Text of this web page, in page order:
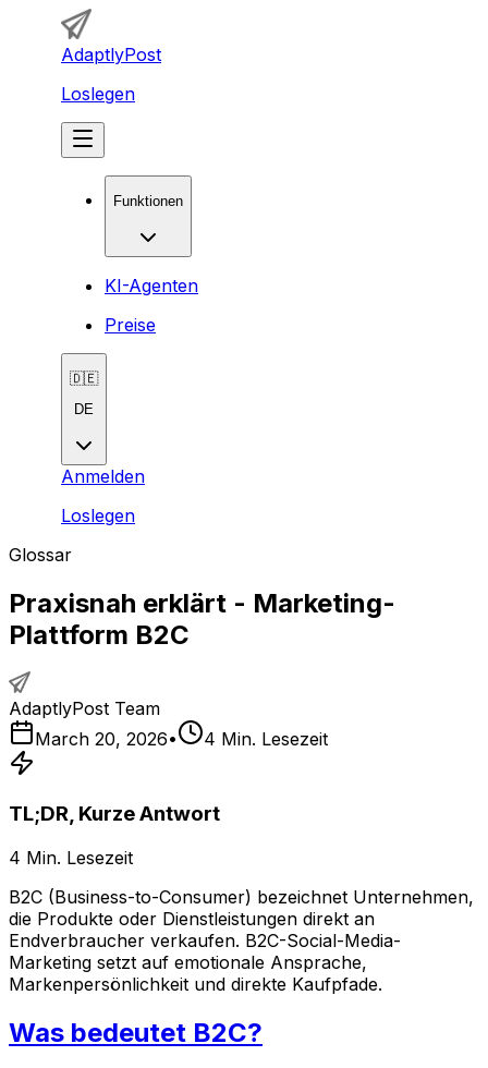
AdaptlyPost
Loslegen
Funktionen
KI-Agenten
Preise
🇩🇪
DE
Anmelden
Loslegen
Glossar
Praxisnah erklärt - Marketing-
Plattform B2C
AdaptlyPost Team
March 20, 2026• 4 Min. Lesezeit
TL;DR, Kurze Antwort
4 Min. Lesezeit
B2C (Business-to-Consumer) bezeichnet Unternehmen,
die Produkte oder Dienstleistungen direkt an
Endverbraucher verkaufen. B2C-Social-Media-
Marketing setzt auf emotionale Ansprache,
Markenpersönlichkeit und direkte Kaufpfade.
Was bedeutet B2C?